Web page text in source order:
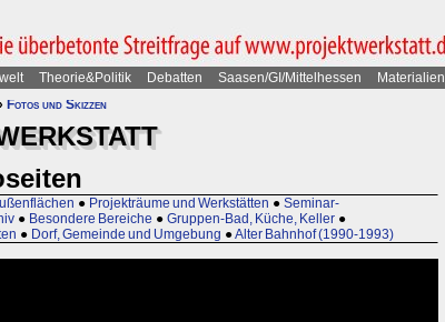
Theorie&Politik Debatten Saasen/GI/Mittelhessen Materialien
Fotos und Skizzen
● Projekträume und Werkstätten ● Seminar-
● Besondere Bereiche ● Gruppen-Bad, Küche, Keller ●
● Dorf, Gemeinde und Umgebung ●Alter Bahnhof (1990-1993)